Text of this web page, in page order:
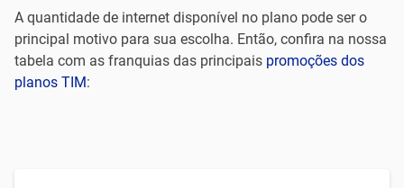
A quantidade de internet disponível no plano pode ser o
principal motivo para sua escolha. Então, confira na nossa
tabela com as franquias das principais promoções dos
planos TIM: